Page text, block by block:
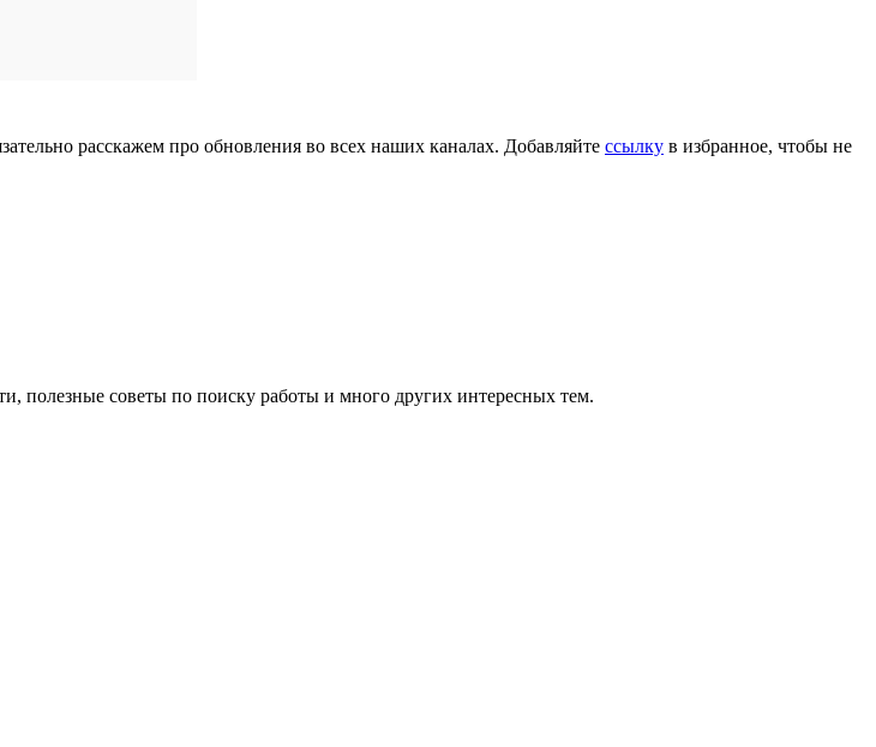
расскажем про обновления во всех наших каналах. Добавляйте ссылку в избранное, чтобы не
полезные советы по поиску работы и много других интересных тем.